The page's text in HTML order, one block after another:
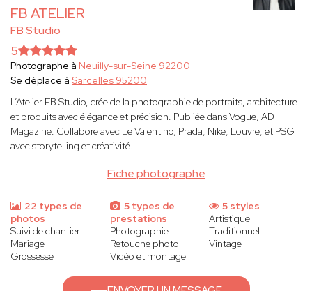
FB ATELIER
FB Studio
Fiche photographe
5
Photographe à Neuilly-sur-Seine 92200
Se déplace à Sarcelles 95200
L’Atelier FB Studio, crée de la photographie de portraits, architecture
et produits avec élégance et précision. Publiée dans Vogue, AD
Magazine. Collabore avec Le Valentino, Prada, Nike, Louvre, et PSG
avec storytelling et créativité.
22 types de
photos
Suivi de chantier
Mariage
Grossesse
5 types de
prestations
Photographie
Retouche photo
Vidéo et montage
5 styles
Artistique
Traditionnel
Vintage